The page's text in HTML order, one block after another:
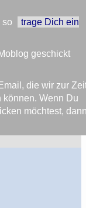
so
trage Dich ein
geschickt
die wir zur
können. Wenn Du
möchtest,